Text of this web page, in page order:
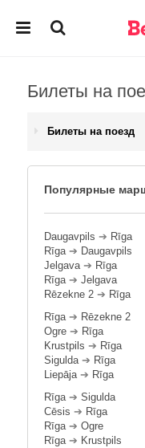
Билеты на
Билеты на поезд
Популярные
Daugavpils ➔ Rīga
Rīga➔ Daugavpils
Jelgava➔ Rīga
Rīga➔ Jelgava
Rēzekne 2 ➔ Rīga
Rīga➔ Rēzekne 2
Ogre ➔ Rīga
Krustpils ➔ Rīga
Sigulda➔ Rīga
Liepāja➔ Rīga
Rīga➔ Sigulda
Cēsis ➔ Rīga
Rīga➔ Ogre
Rīga➔ Krustpils